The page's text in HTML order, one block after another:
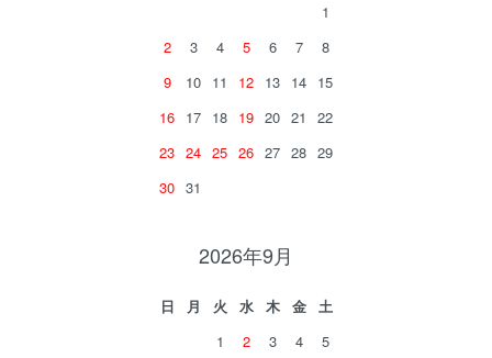
1
2
3 4 5 6 7
8
9
10 11 12 13 14 15
16 17 18 19 20 21
22
23 24 25 26 27 28 29
30 31
2026年9月
日 月 火 水 木 金
土
1
2 3 4
5